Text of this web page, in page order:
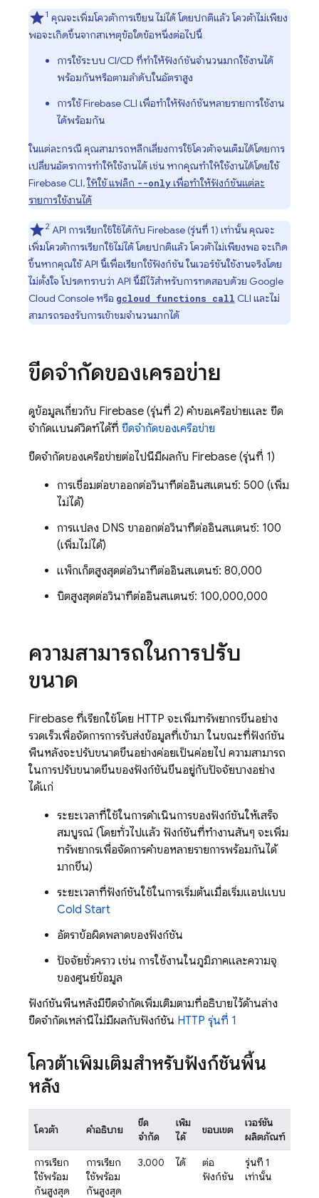
1 คุณจะเพิ่มโควต้าการเขียน ไม่ได้ โดยปกติแล้ว โควต้าไม่เพียง
พอจะเกิดขึ้นจากสาเหตุข้อใดข้อหนึ่งต่อไปนี้
การใช้ระบบ CI/CD ที่ทำให้ฟังก์ชันจำนวนมากใช้งานได้
พร้อมกันหรือตามลำดับในอัตราสูง
การใช้ Firebase CLI เพื่อทำให้ฟังก์ชันหลายรายการใช้งาน
ได้พร้อมกัน
ในแต่ละกรณี คุณสามารถหลีกเลี่ยงการใช้โควต้าจนเต็มได้โดยการ
เปลี่ยนอัตราการทำให้ใช้งานได้ เช่น หากคุณทำให้ใช้งานได้โดยใช้
Firebase CLI,ให้ใช้ แฟล็ก --onlyเพื่อทำให้ฟังก์ชันแต่ละ
รายการใช้งานได้
2 API การเรียกใช้ใช้ได้กับ Firebase(รุ่นที่ 1) เท่านั้น คุณจะ
เพิ่มโควต้าการเรียกใช้ไม่ได้ โดยปกติแล้ว โควต้าไม่เพียงพอ จะเกิด
ขึ้นหากคุณใช้ API นี้เพื่อเรียกใช้ฟังก์ชัน ในเวอร์ชันใช้งานจริงโดย
ไม่ตั้งใจ โปรดทราบว่า API นี้มีไว้สำหรับการทดสอบด้วย Google
Cloud Console หรือ gcloud functions call CLI และไม่
สามารถรองรับการเข้าชมจำนวนมากได้
ขีดจำกัดของเครือข่าย
ดูข้อมูลเกี่ยวกับ Firebase (รุ่นที่ 2) คำขอเครือข่ายและ ขีด
จำกัดแบนด์วิดท์ได้ที่ ขีดจำกัดของเครือข่าย
ขีดจำกัดของเครือข่ายต่อไปนี้มีผลกับ Firebase (รุ่นที่ 1)
การเชื่อมต่อขาออกต่อวินาทีต่ออินสแตนซ์: 500 (เพิ่ม
ไม่ได้)
การแปลง DNS ขาออกต่อวินาทีต่ออินสแตนซ์: 100
(เพิ่มไม่ได้)
แพ็กเก็ตสูงสุดต่อวินาทีต่ออินสแตนซ์: 80,000
บิตสูงสุดต่อวินาทีต่ออินสแตนซ์: 100,000,000
ความสามารถในการปรับ
ขนาด
Firebase ที่เรียกใช้โดย HTTP จะเพิ่มทรัพยากรขึ้นอย่าง
รวดเร็วเพื่อจัดการการรับส่งข้อมูลที่เข้ามา ในขณะที่ฟังก์ชัน
พื้นหลังจะปรับขนาดขึ้นอย่างค่อยเป็นค่อยไป ความสามารถ
ในการปรับขนาดขึ้นของฟังก์ชันขึ้นอยู่กับปัจจัยบางอย่าง
ได้แก่
ระยะเวลาที่ใช้ในการดำเนินการของฟังก์ชันให้เสร็จ
สมบูรณ์ (โดยทั่วไปแล้ว ฟังก์ชันที่ทำงานสั้นๆ จะเพิ่ม
ทรัพยากรเพื่อจัดการคำขอหลายรายการพร้อมกันได้
มากขึ้น)
ระยะเวลาที่ฟังก์ชันใช้ในการเริ่มต้นเมื่อเริ่มแอปแบบ
Cold Start
อัตราข้อผิดพลาดของฟังก์ชัน
ปัจจัยชั่วคราว เช่น การใช้งานในภูมิภาคและความจุ
ของศูนย์ข้อมูล
ฟังก์ชันพื้นหลังมีขีดจำกัดเพิ่มเติมตามที่อธิบายไว้ด้านล่าง
ขีดจำกัดเหล่านี้ไม่มีผลกับฟังก์ชัน HTTP รุ่นที่ 1
โควต้าเพิ่มเติมสำหรับฟังก์ชันพื้น
หลัง
โควต้า คำอธิบาย
ขีด
จำกัด
เพิ่ม
ได้
ขอบเขต
เวอร์ชัน
ผลิตภัณฑ์
การเรียก
ใช้พร้อม
กันสูงสุด
การเรียก
ใช้พร้อม
กันสูงสุด
3,000 ได้
ต่อ
ฟังก์ชัน
รุ่นที่ 1
เท่านั้น